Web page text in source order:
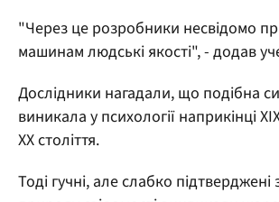
"Через це розробники несвідомо
машинам людські якості", - додав
Дослідники нагадали, що подібна
виникала у психології наприкінці
XX століття.
Тоді гучні, але слабко